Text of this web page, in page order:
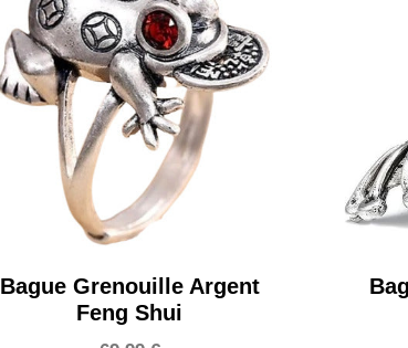
Bague Grenouille Argent
Feng Shui